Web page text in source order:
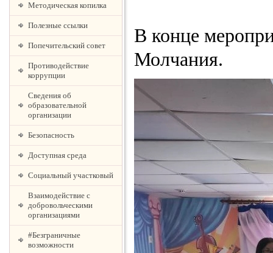
Методическая копилка
Полезные ссылки
Попечительский совет
Противодействие
коррупции
Сведения об
образовательной
организации
Безопасность
Доступная среда
Социальный участковый
Взаимодействие с
добровольческими
организациями
#Безграничные
возможности
В конце
Молчания.